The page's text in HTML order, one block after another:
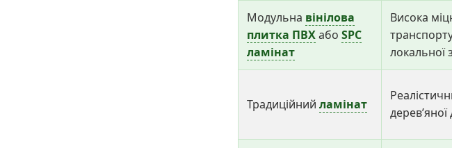
Модульна вінілова
плитка ПВХабо SPC
ламінат
Висока
локальної
Традиційний ламінат